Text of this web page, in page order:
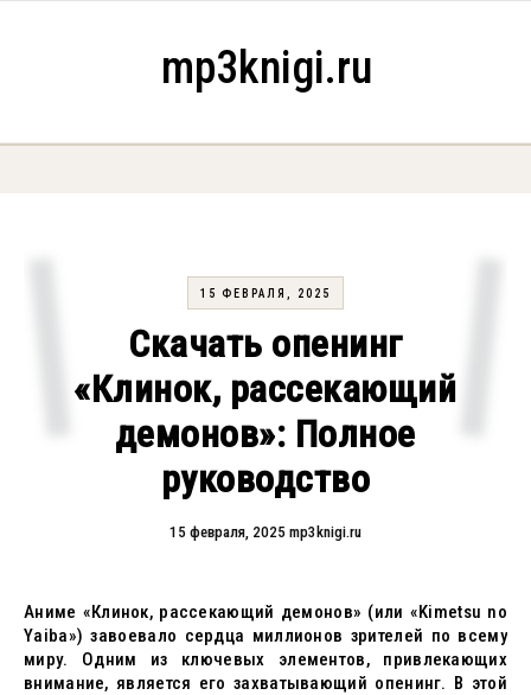
mp3knigi.ru
15 ФЕВРАЛЯ, 2025
Скачать опенинг
«Клинок, рассекающий
демонов»: Полное
руководство
15 февраля, 2025 mp3knigi.ru
Аниме «Клинок, рассекающий демонов» (или «Kimetsu no
Yaiba») завоевало сердца миллионов зрителей по всему
миру. Одним из ключевых элементов, привлекающих
внимание, является его захватывающий опенинг. В этой